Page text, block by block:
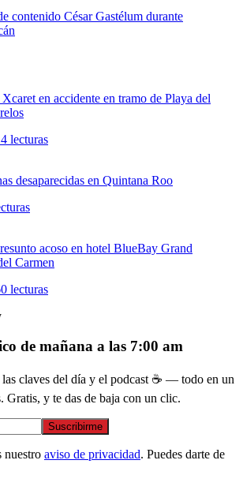
contenido César Gastélum durante
en accidente en tramo de Playa del
lecturas
desaparecidas en Quintana Roo
acoso en hotel BlueBay Grand
Carmen
lecturas
de mañana a las 7:00 am
claves del día y el podcast ☕ — todo en un
Gratis, y te das de baja con un clic.
Suscribirme
nuestro aviso de privacidad. Puedes darte de